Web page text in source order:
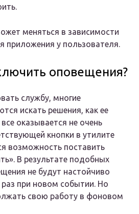
меняться в зависимости
приложения у пользователя.
оповещения?
службу, многие
искать решения, как ее
оказывается не очень
кнопки в утилите
возможность поставить
В результате подобных
не будут настойчиво
при новом событии. Но
свою работу в фоновом